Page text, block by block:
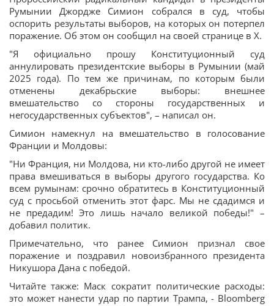
Румынии Джордже Симион собрался в суд, чтобы
оспорить результаты выборов, на которых он потерпел
поражение. Об этом он сообщил на своей странице в Х.
"Я официально прошу Конституционный суд
аннулировать президентские выборы в Румынии (май
2025 года). По тем же причинам, по которым были
отменены декабрьские выборы: внешнее
вмешательство со стороны государственных и
негосударственных субъектов", – написал он.
Симион намекнул на вмешательство в голосование
Франции и Молдовы:
"Ни Франция, ни Молдова, ни кто-либо другой не имеет
права вмешиваться в выборы другого государства. Ко
всем румынам: срочно обратитесь в Конституционный
суд с просьбой отменить этот фарс. Мы не сдадимся и
не предадим! Это лишь начало великой победы!" –
добавил политик.
Примечательно, что ранее Симион признал свое
поражение и поздравил новоизбранного президента
Никушора Дана с победой.
Читайте также: Маск сократит политические расходы:
это может нанести удар по партии Трампа, - Bloomberg